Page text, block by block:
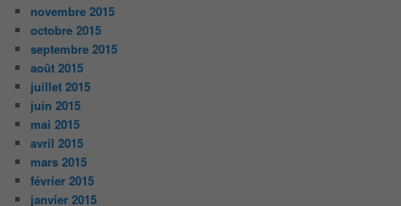
novembre 2015
octobre 2015
septembre 2015
août 2015
juillet 2015
juin 2015
mai 2015
avril 2015
mars 2015
février 2015
janvier 2015